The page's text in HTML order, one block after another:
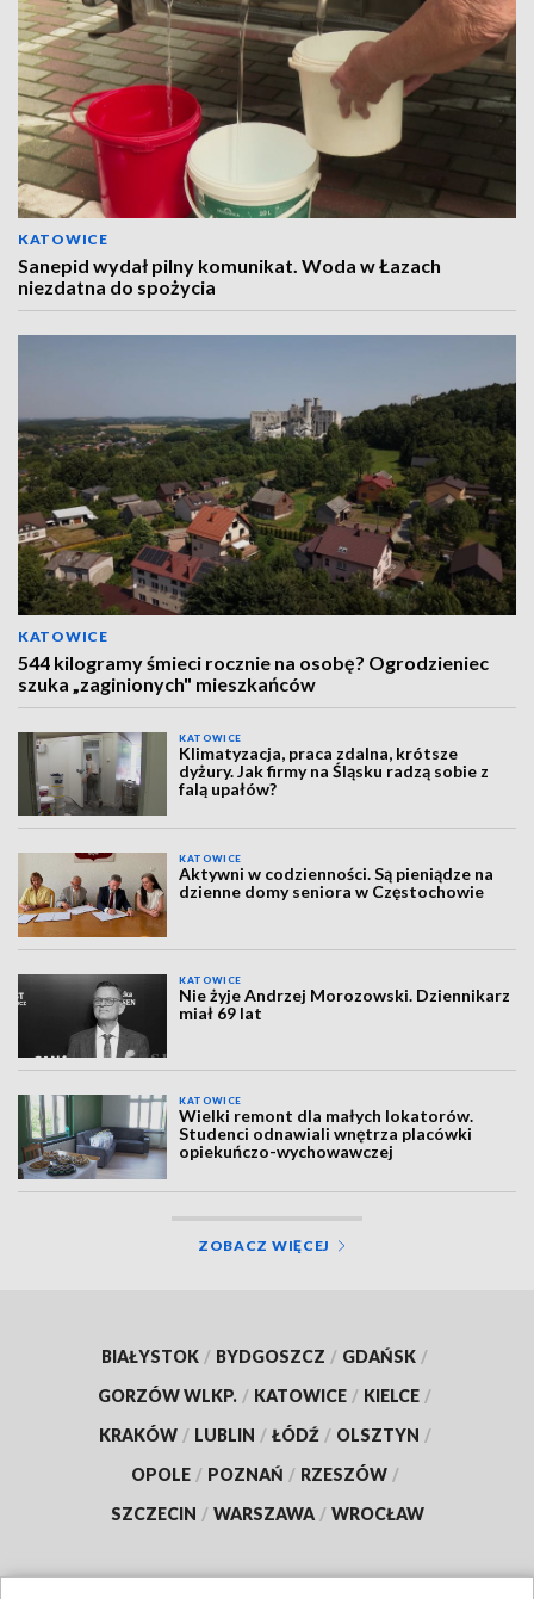
KATOWICE
Sanepid wydał pilny komunikat. Woda w Łazach
niezdatna do spożycia
KATOWICE
544 kilogramy śmieci rocznie na osobę? Ogrodzieniec
szuka „zaginionych" mieszkańców
KATOWICE
Klimatyzacja, praca zdalna, krótsze
dyżury. Jak firmy na Śląsku radzą sobie z
falą upałów?
KATOWICE
Aktywni w codzienności. Są pieniądze na
dzienne domy seniora w Częstochowie
KATOWICE
Nie żyje Andrzej Morozowski. Dziennikarz
miał 69 lat
KATOWICE
Wielki remont dla małych lokatorów.
Studenci odnawiali wnętrza placówki
opiekuńczo-wychowawczej
ZOBACZ WIĘCEJ
BIAŁYSTOK / BYDGOSZCZ / GDAŃSK /
GORZÓW WLKP. / KATOWICE / KIELCE /
KRAKÓW / LUBLIN / ŁÓDŹ / OLSZTYN /
OPOLE / POZNAŃ / RZESZÓW /
SZCZECIN / WARSZAWA / WROCŁAW